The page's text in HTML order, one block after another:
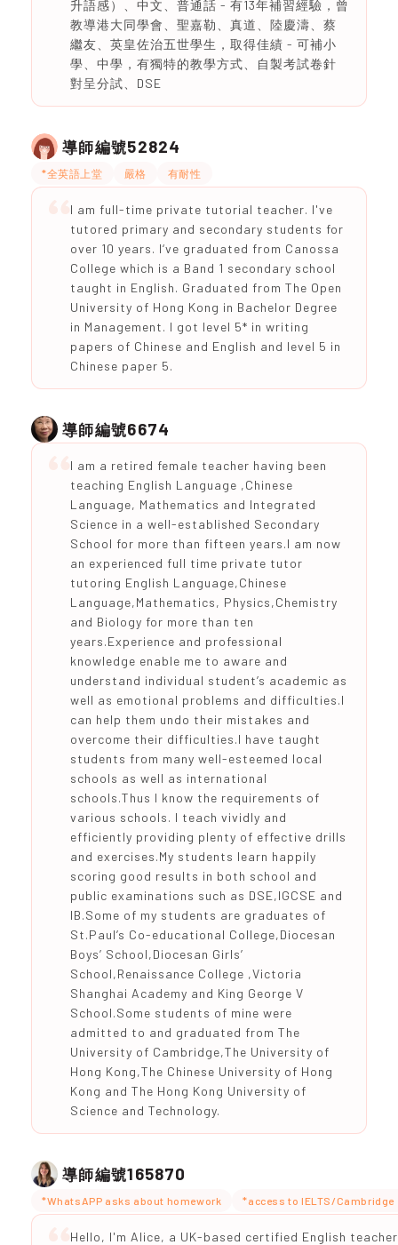
升語感）、中文、普通話 - 有13年補習經驗，曾
教導港大同學會、聖嘉勒、真道、陸慶濤、蔡
繼友、英皇佐治五世學生，取得佳績 - 可補小
學、中學，有獨特的教學方式、自製考試卷針
對呈分試、DSE
導師編號52824
*全英語上堂 嚴格 有耐性
I am full-time private tutorial teacher. I've
tutored primary and secondary students for
over 10 years. I‘ve graduated from Canossa
College which is a Band 1 secondary school
taught in English. Graduated from The Open
University of Hong Kong in Bachelor Degree
in Management. I got level 5* in writing
papers of Chinese and English and level 5 in
Chinese paper 5.
導師編號6674
I am a retired female teacher having been
teaching English Language ,Chinese
Language, Mathematics and Integrated
Science in a well-established Secondary
School for more than fifteen years.I am now
an experienced full time private tutor
tutoring English Language,Chinese
Language,Mathematics, Physics,Chemistry
and Biology for more than ten
years.Experience and professional
knowledge enable me to aware and
understand individual student’s academic as
well as emotional problems and difficulties.I
can help them undo their mistakes and
overcome their difficulties.l have taught
students from many well-esteemed local
schools as well as international
schools.Thus I know the requirements of
various schools. I teach vividly and
efficiently providing plenty of effective drills
and exercises.My students learn happily
scoring good results in both school and
public examinations such as DSE,IGCSE and
IB.Some of my students are graduates of
St.Paul’s Co-educational College,Diocesan
Boys’ School,Diocesan Girls’
School,Renaissance College ,Victoria
Shanghai Academy and King George V
School.Some students of mine were
admitted to and graduated from The
University of Cambridge,The University of
Hong Kong,The Chinese University of Hong
Kong and The Hong Kong University of
Science and Technology.
導師編號165870
*WhatsAPP asks about homework *access to IELTS/
Hello, I'm Alice, a UK-based certified English